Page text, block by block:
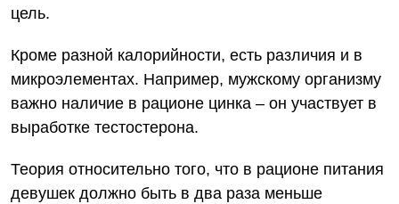
цель.
Кроме разной калорийности, есть различия и в
микроэлементах. Например, мужскому организму
важно наличие в рационе цинка – он участвует в
выработке тестостерона.
Теория относительно того, что в рационе питания
девушек должно быть в два раза меньше